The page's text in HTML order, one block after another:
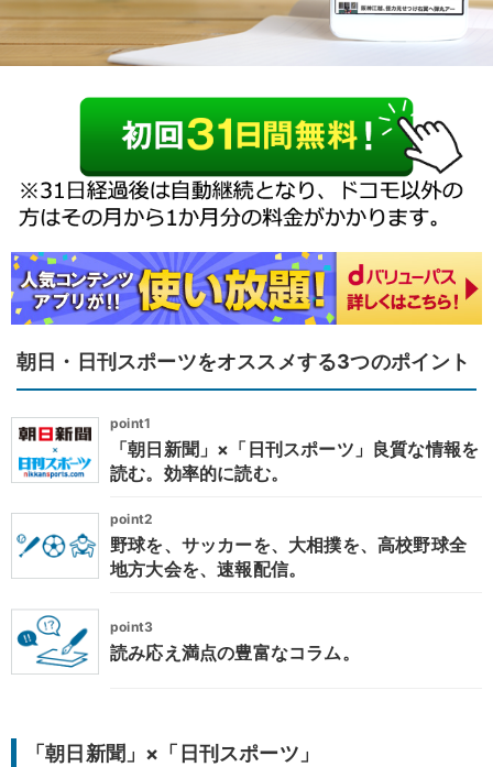
朝日・日刊スポーツをオススメする3つのポイント
point1
「朝日新聞」×「日刊スポーツ」良質な情報を
読む。効率的に読む。
point2
野球を、サッカーを、大相撲を、高校野球全
地方大会を、速報配信。
point3
読み応え満点の豊富なコラム。
「朝日新聞」×「日刊スポーツ」